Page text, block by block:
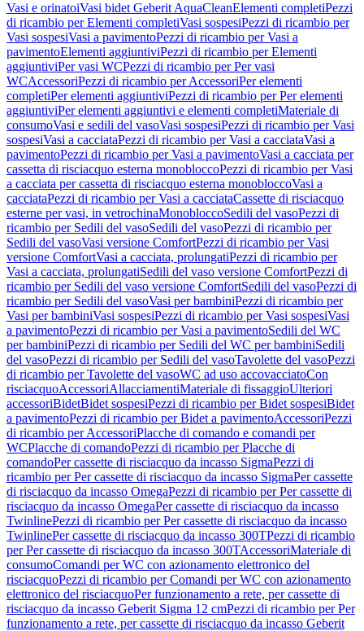
Vasi e orinatoiVasi bidet Geberit AquaCleanElementi completiPezzi
di ricambio per Elementi completiVasi sospesiPezzi di ricambio per
Vasi sospesiVasi a pavimentoPezzi di ricambio per Vasi a
pavimentoElementi aggiuntiviPezzi di ricambio per Elementi
aggiuntiviPer vasi WCPezzi di ricambio per Per vasi
WCAccessoriPezzi di ricambio per AccessoriPer elementi
completiPer elementi aggiuntiviPezzi di ricambio per Per elementi
aggiuntiviPer elementi aggiuntivi e elementi completiMateriale di
consumoVasi e sedili del vasoVasi sospesiPezzi di ricambio per Vasi
sospesiVasi a cacciataPezzi di ricambio per Vasi a cacciataVasi a
pavimentoPezzi di ricambio per Vasi a pavimentoVasi a cacciata per
cassetta di risciacquo esterna monobloccoPezzi di ricambio per Vasi
a cacciata per cassetta di risciacquo esterna monobloccoVasi a
cacciataPezzi di ricambio per Vasi a cacciataCassette di risciacquo
esterne per vasi, in vetrochinaMonobloccoSedili del vasoPezzi di
ricambio per Sedili del vasoSedili del vasoPezzi di ricambio per
Sedili del vasoVasi versione ComfortPezzi di ricambio per Vasi
versione ComfortVasi a cacciata, prolungatiPezzi di ricambio per
Vasi a cacciata, prolungatiSedili del vaso versione ComfortPezzi di
ricambio per Sedili del vaso versione ComfortSedili del vasoPezzi di
ricambio per Sedili del vasoVasi per bambiniPezzi di ricambio per
Vasi per bambiniVasi sospesiPezzi di ricambio per Vasi sospesiVasi
a pavimentoPezzi di ricambio per Vasi a pavimentoSedili del WC
per bambiniPezzi di ricambio per Sedili del WC per bambiniSedili
del vasoPezzi di ricambio per Sedili del vasoTavolette del vasoPezzi
di ricambio per Tavolette del vasoWC ad uso accovacciatoCon
risciacquoAccessoriAllacciamentiMateriale di fissaggioUlteriori
accessoriBidetBidet sospesiPezzi di ricambio per Bidet sospesiBidet
a pavimentoPezzi di ricambio per Bidet a pavimentoAccessoriPezzi
di ricambio per AccessoriPlacche di comando e comandi per
WCPlacche di comandoPezzi di ricambio per Placche di
comandoPer cassette di risciacquo da incasso SigmaPezzi di
ricambio per Per cassette di risciacquo da incasso SigmaPer cassette
di risciacquo da incasso OmegaPezzi di ricambio per Per cassette di
risciacquo da incasso OmegaPer cassette di risciacquo da incasso
TwinlinePezzi di ricambio per Per cassette di risciacquo da incasso
TwinlinePer cassette di risciacquo da incasso 300TPezzi di ricambio
per Per cassette di risciacquo da incasso 300TAccessoriMateriale di
consumoComandi per WC con azionamento elettronico del
risciacquoPezzi di ricambio per Comandi per WC con azionamento
elettronico del risciacquoPer funzionamento a rete, per cassette di
risciacquo da incasso Geberit Sigma 12 cmPezzi di ricambio per Per
funzionamento a rete, per cassette di risciacquo da incasso Geberit